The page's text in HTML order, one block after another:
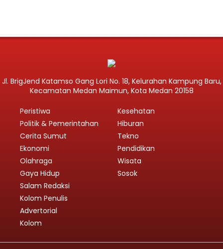
Jl. BrigJend Katamso Gang Lori No. 18, Kelurahan Kampung Baru,
Kecamatan Medan Maimun, Kota Medan 20158
Peristiwa
Politik & Pemerintahan
Cerita Sumut
Ekonomi
Olahraga
Gaya Hidup
Kesehatan
Hiburan
Tekno
Pendidikan
Wisata
Sosok
Salam Redaksi
Kolom Penulis
Advertorial
Kolom